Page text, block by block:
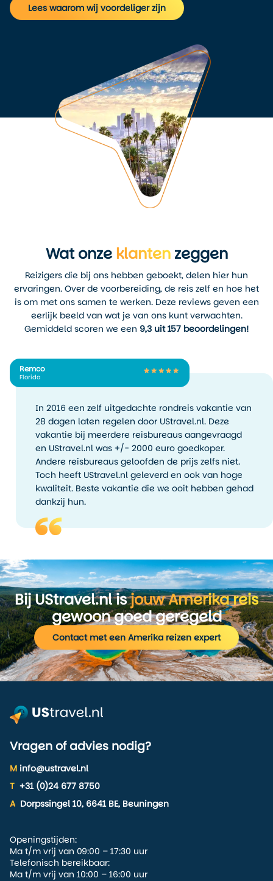
Lees waarom wij voordeliger zijn
Wat onzeklantenzeggen
Reizigers die bij ons hebben geboekt, delen hier hun
ervaringen. Over de voorbereiding, de reis zelf en hoe het
is om met ons samen te werken. Deze reviews geven een
eerlijk beeld van wat je van ons kunt verwachten.
Gemiddeld scoren we een 9,3 uit 157 beoordelingen!
Remco
Florida
In 2016 een zelf uitgedachte rondreis vakantie van
28 dagen laten regelen door UStravel.nl. Deze
vakantie bij meerdere reisbureaus aangevraagd
en UStravel.nl was +/- 2000 euro goedkoper.
Andere reisbureaus geloofden de prijs zelfs niet.
Toch heeft UStravel.nl geleverd en ook van hoge
kwaliteit. Beste vakantie die we ooit hebben gehad
dankzij hun.
Bij UStravel.nl isjouw Amerika reis
gewoon goed geregeld
Contact met een Amerika reizen expert
Vragen of advies nodig?
M info@ustravel.nl
T +31 (0)24 677 8750
A Dorpssingel 10, 6641 BE, Beuningen
Openingstijden:
Ma t/m vrij van 09:00 – 17:30 uur
Telefonisch bereikbaar:
Ma t/m vrij van 10:00 – 16:00 uur